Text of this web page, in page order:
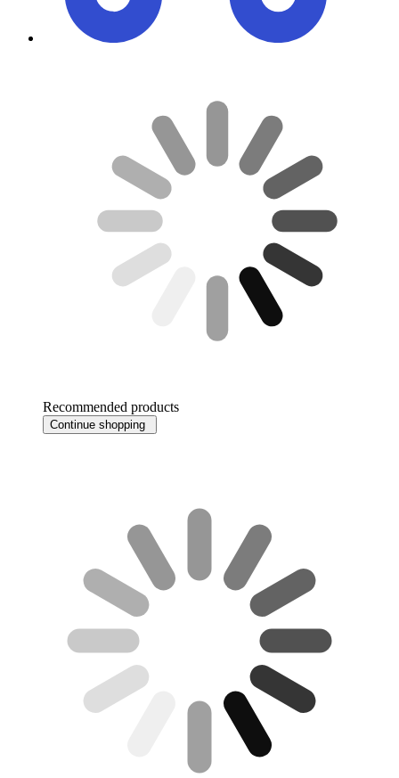
Recommended products
Continue shopping